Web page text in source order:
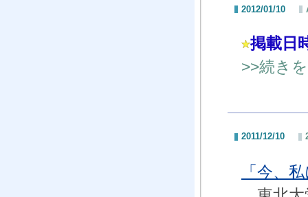
2012/01/10
掲載日
>>続き
2011/12/10
「今、